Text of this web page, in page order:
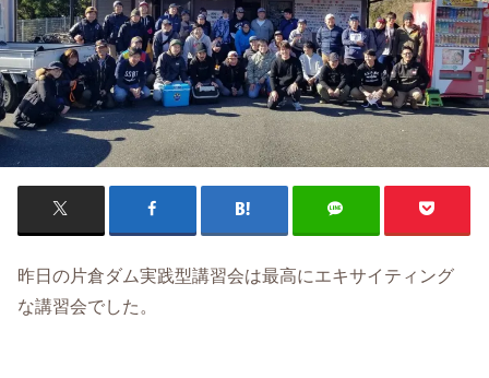
昨日の片倉ダム実践型講習会は最高にエキサイティング
な講習会でした。